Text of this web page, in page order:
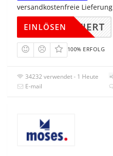
versandkostenfreie Lieferung
KTIVIERT
EINLÖSEN
100% ERFOLG
34232 verwendet - 1 Heute
E-mail